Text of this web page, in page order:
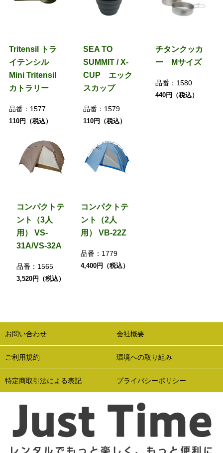
Tritensil トラ
イテンシル
Mini Tritensil
カトラリー
品番： 1577
110円（税込）
SEA TO
SUMMIT / X-
CUP エック
スカップ
品番： 1579
110円（税込）
チタンクッカ
ー Mサイズ
品番： 1580
440円（税込）
コンパクトテ
ント（3人
用） VS-
31A/VS-32A
品番： 1565
3,520円（税込）
コンパクトテ
ント（2人
用） VB-22Z
品番： 1779
4,400円（税込）
お問い合わせ 会社概要
ご利用規約 環境への取り組み
特定商取引法による表記 プライバシーポリシー